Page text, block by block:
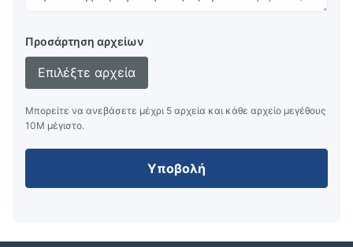
Προσάρτηση αρχείων
Επιλέξτε αρχεία
Μπορείτε να ανεβάσετε μέχρι 5 αρχεία και κάθε αρχείο μεγέθους
10M μέγιστο.
Υποβολή